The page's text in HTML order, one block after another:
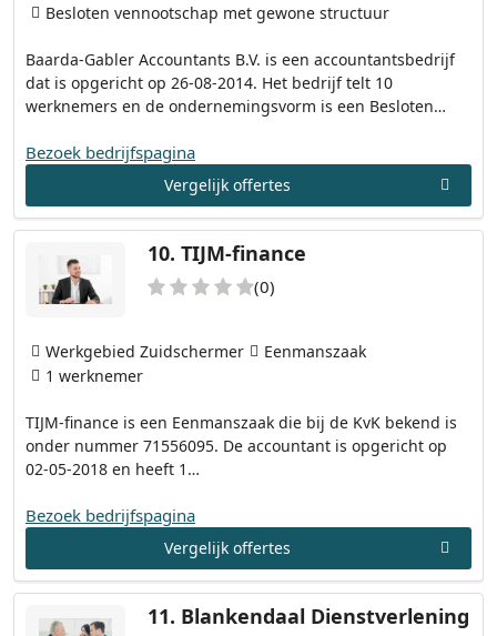
Baarda-Gabler Accountants B.V. is een accountantsbedrijf
dat is opgericht op 26-08-2014. Het bedrijf telt 10
werknemers en de ondernemingsvorm is een Besloten…
Besloten vennootschap met gewone structuur
Bezoek bedrijfspagina
Vergelijk offertes
10. TIJM-finance
(0)
TIJM-finance is een Eenmanszaak die bij de KvK bekend is
onder nummer 71556095. De accountant is opgericht op
02-05-2018 en heeft 1…
Werkgebied Zuidschermer
Eenmanszaak
1 werknemer
Bezoek bedrijfspagina
Vergelijk offertes
11. Blankendaal Dienstverlening